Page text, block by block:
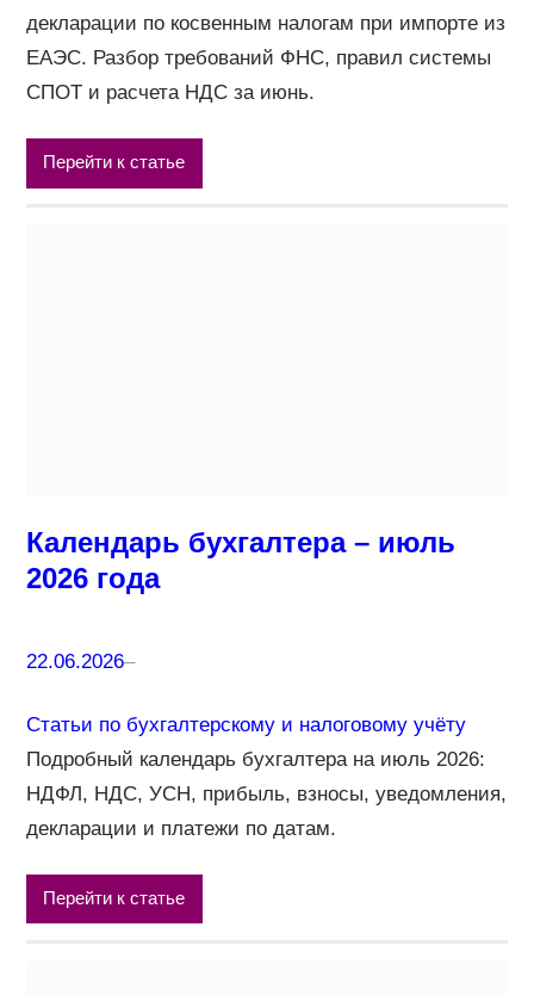
декларации по косвенным налогам при импорте из
ЕАЭС. Разбор требований ФНС, правил системы
СПОТ и расчета НДС за июнь.
Перейти к статье
Календарь бухгалтера – июль
2026 года
22.06.2026–
Статьи по бухгалтерскому и налоговому учёту
Подробный календарь бухгалтера на июль 2026:
НДФЛ, НДС, УСН, прибыль, взносы, уведомления,
декларации и платежи по датам.
Перейти к статье